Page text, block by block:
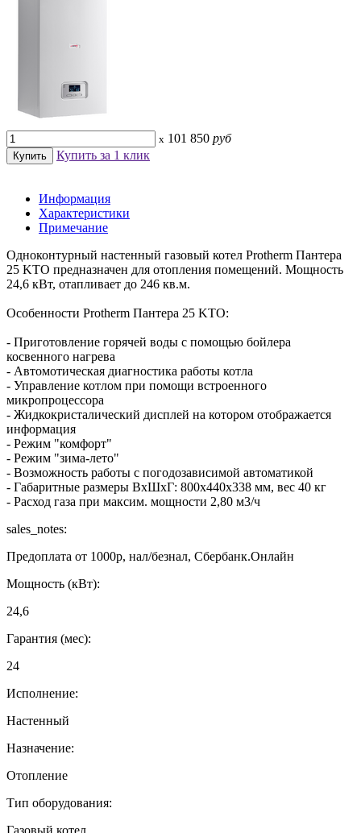
x 101 850 руб
Купить за 1 клик
Информация
Характеристики
Примечание
Одноконтурный настенный газовый котел Protherm Пантера
25 KTO предназначен для отопления помещений. Мощность
24,6 кВт, отапливает до 246 кв.м.
Особенности Protherm Пантера 25 KTO:
- Приготовление горячей воды с помощью бойлера
косвенного нагрева
- Автомотическая диагностика работы котла
- Управление котлом при помощи встроенного
микропроцессора
- Жидкокристалический дисплей на котором отображается
информация
- Режим "комфорт"
- Режим "зима-лето"
- Возможность работы с погодозависимой автоматикой
- Габаритные размеры ВхШхГ: 800х440х338 мм, вес 40 кг
- Расход газа при максим. мощности 2,80 м3/ч
sales_notes:
Предоплата от 1000р, нал/безнал, Сбербанк.Онлайн
Мощность (кВт):
24,6
Гарантия (мес):
24
Исполнение:
Настенный
Назначение:
Отопление
Тип оборудования:
Газовый котел